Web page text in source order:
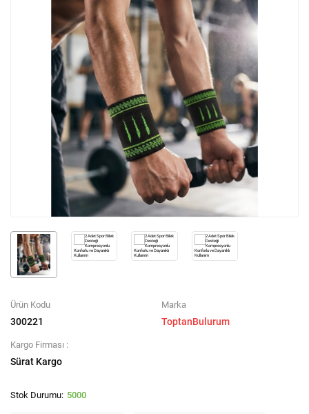
Ürün Kodu
300221
Marka
ToptanBulurum
Kargo Firması :
Sürat Kargo
5000